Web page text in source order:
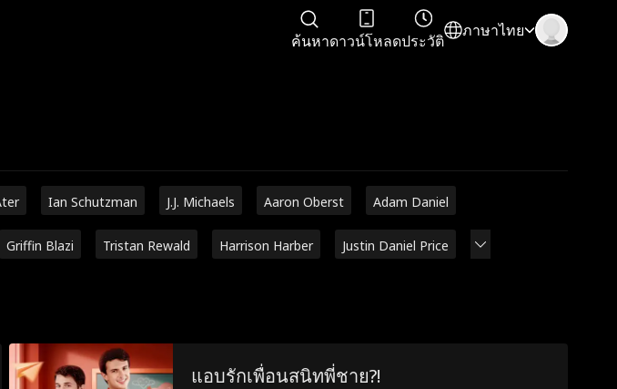
ค้นหาดาวน์โหลดประวัติ
ภาษาไทย
Ian Schutzman J.J. Michaels Aaron Oberst Adam Daniel
Griffin Blazi Tristan Rewald Harrison Harber Justin Daniel Price
แอบรักเพื่อนสนิทพี่ชาย?!